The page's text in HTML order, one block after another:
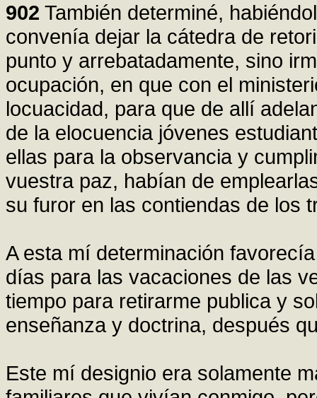
902 También determiné,
convenía dejar la cátedra de
punto y arrebatadamente, sino
ocupación, en que con el
locuacidad, para que de allí
de la elocuencia jóvenes
ellas para la observancia y
vuestra paz, habían de
su furor en las contiendas de los
A esta mí determinación
días para las vacaciones de las
tiempo para retirarme publica y
enseñanza y doctrina, después
Este mí designio era solamente